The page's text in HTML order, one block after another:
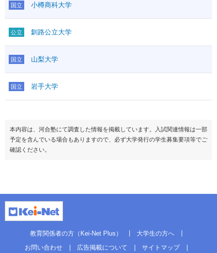
国立 小樽商科大学
公立 釧路公立大学
国立 山梨大学
国立 岩手大学
本内容は、河合塾にて調査した情報を掲載しています。入試関連情報は一部
予定を含んでいる場合もありますので、必ず大学発行の学生募集要項等でご
確認ください。
教育関係者の方（Kei-Net Plus）
大学生の方へ
お問い合わせ
広告掲載について サイトマップ